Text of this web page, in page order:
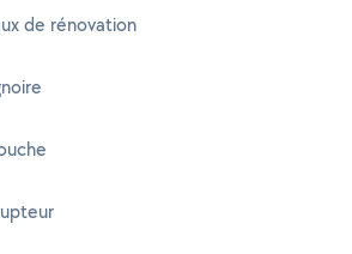
de rénovation